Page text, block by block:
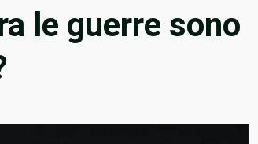
le guerre sono